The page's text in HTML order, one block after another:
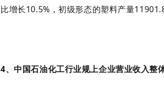
比增长10.5%，初级形态的塑料产量
4、中国石油化工行业规上企业营业收入整